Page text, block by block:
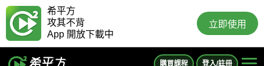
希平方
攻其不背
App 開放下載中
立即使用
購買課程 登入/註冊